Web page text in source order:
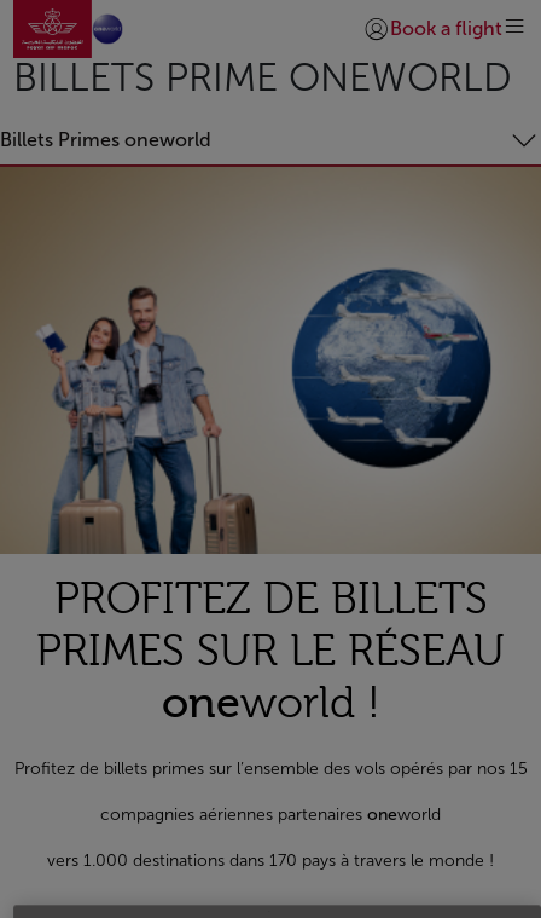
Saut au contenu principal
Aller à la page accueil
Se connecter |
Book a flight
BILLETS PRIME ONEWORLD
Billets Primes oneworld
PROFITEZ DE BILLETS
PRIMES SUR LE RÉSEAU
oneworld !
Profitez de billets primes sur l’ensemble des vols opérés par nos 15
compagnies aériennes partenaires oneworld
vers 1.000 destinations dans 170 pays à travers le monde !
.